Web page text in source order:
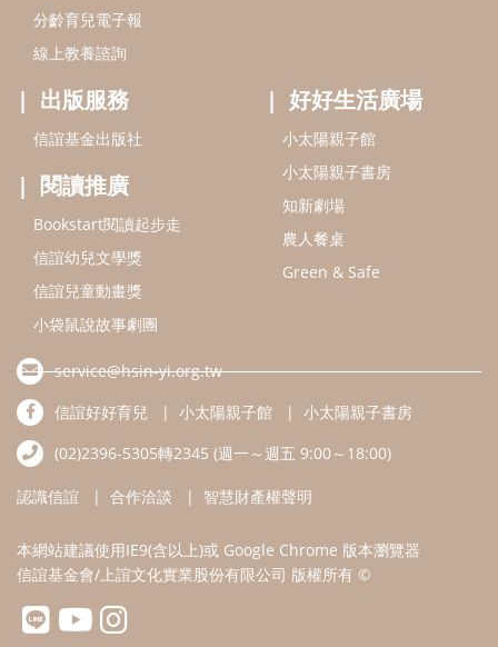
信誼兒童動畫獎
小袋鼠說故事劇團
service@hsin-yi.org.tw
信誼好好育兒
小太陽親子書房
(02)2396-5305轉2345 (週一～週五 9:00～18:00)
認識信誼 合作洽談 智慧財產權聲明
本網站建議使用IE9(含以上)或 Google Chrome 版本瀏覽器
信誼基金會/上誼文化實業股份有限公司 版權所有 ©